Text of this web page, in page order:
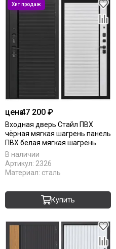
цена47 200 ₽
Входная дверь Стайл ПВХ
чёрная мягкая шагрень панель
ПВХ белая мягкая шагрень
В наличии
Артикул: 2326
Материал: сталь
Купить